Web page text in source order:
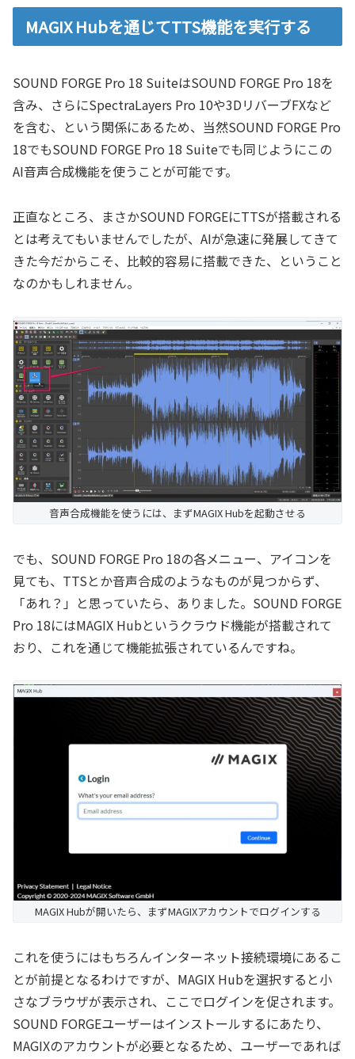
MAGIX Hubを通じてTTS機能を実行する
SOUND FORGE Pro 18 SuiteはSOUND FORGE Pro 18を
含み、さらにSpectraLayers Pro 10や3DリバーブFXなど
を含む、という関係にあるため、当然SOUND FORGE Pro
18でもSOUND FORGE Pro 18 Suiteでも同じようにこの
AI音声合成機能を使うことが可能です。
正直なところ、まさかSOUND FORGEにTTSが搭載される
とは考えてもいませんでしたが、AIが急速に発展してきて
きた今だからこそ、比較的容易に搭載できた、ということ
なのかもしれません。
音声合成機能を使うには、まずMAGIX Hubを起動させる
でも、SOUND FORGE Pro 18の各メニュー、アイコンを
見ても、TTSとか音声合成のようなものが見つからず、
「あれ？」と思っていたら、ありました。SOUND FORGE
Pro 18にはMAGIX Hubというクラウド機能が搭載されて
おり、これを通じて機能拡張されているんですね。
MAGIX Hubが開いたら、まずMAGIXアカウントでログインする
これを使うにはもちろんインターネット接続環境にあるこ
とが前提となるわけですが、MAGIX Hubを選択すると小
さなブラウザが表示され、ここでログインを促されます。
SOUND FORGEユーザーはインストールするにあたり、
MAGIXのアカウントが必要となるため、ユーザーであれば